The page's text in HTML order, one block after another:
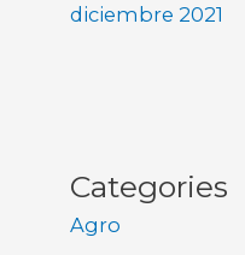
diciembre 2021
Categories
Agro